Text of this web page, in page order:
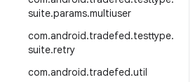
suite.params.multiuser
com.android.tradefed.testtype.
suite.retry
com.android.tradefed.util